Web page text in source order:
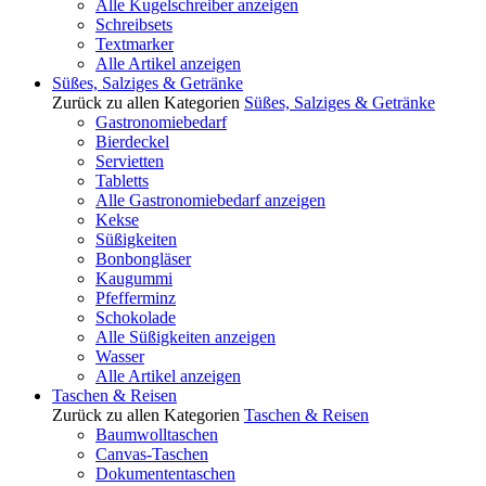
Alle Kugelschreiber anzeigen
Schreibsets
Textmarker
Alle Artikel anzeigen
Süßes, Salziges & Getränke
Zurück zu allen Kategorien Süßes, Salziges & Getränke
Gastronomiebedarf
Bierdeckel
Servietten
Tabletts
Alle Gastronomiebedarf anzeigen
Kekse
Süßigkeiten
Bonbongläser
Kaugummi
Pfefferminz
Schokolade
Alle Süßigkeiten anzeigen
Wasser
Alle Artikel anzeigen
Taschen & Reisen
Zurück zu allen Kategorien Taschen & Reisen
Baumwolltaschen
Canvas-Taschen
Dokumententaschen